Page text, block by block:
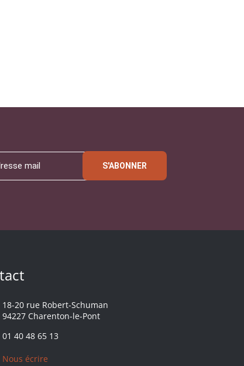
S'ABONNER
18-20 rue Robert-Schuman
94227 Charenton-le-Pont
01 40 48 65 13
Nous écrire